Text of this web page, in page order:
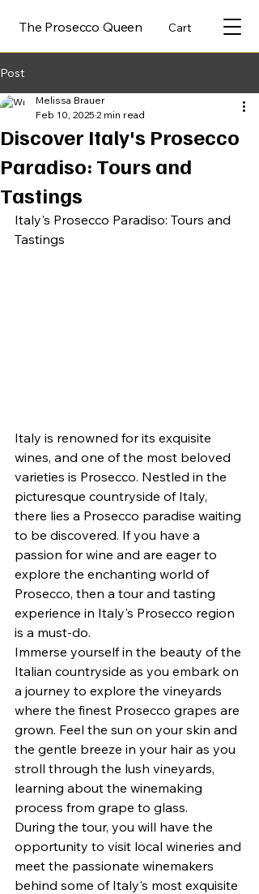
The Prosecco Queen Cart
Post
Discover Italy's Prosecco
Paradiso: Tours and
Tastings
Melissa Brauer
Feb 10, 2025 2 min read
Italy's Prosecco Paradiso: Tours and
Tastings
Italy is renowned for its exquisite
wines, and one of the most beloved
varieties is Prosecco. Nestled in the
picturesque countryside of Italy,
there lies a Prosecco paradise waiting
to be discovered. If you have a
passion for wine and are eager to
explore the enchanting world of
Prosecco, then a tour and tasting
experience in Italy's Prosecco region
is a must-do.
Immerse yourself in the beauty of the
Italian countryside as you embark on
a journey to explore the vineyards
where the finest Prosecco grapes are
grown. Feel the sun on your skin and
the gentle breeze in your hair as you
stroll through the lush vineyards,
learning about the winemaking
process from grape to glass.
During the tour, you will have the
opportunity to visit local wineries and
meet the passionate winemakers
behind some of Italy's most exquisite